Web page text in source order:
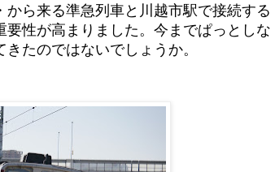
ら来る準急列車と川越市駅で接続する
性が高まりました。今までぱっとしな
たのではないでしょうか。